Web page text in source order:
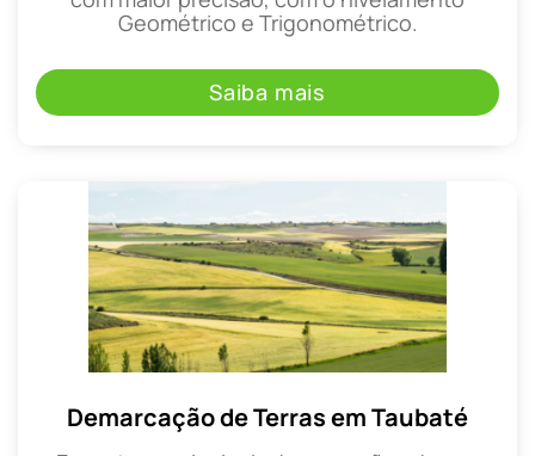
Geométrico e Trigonométrico.
Saiba mais
Demarcação de Terras em Taubaté